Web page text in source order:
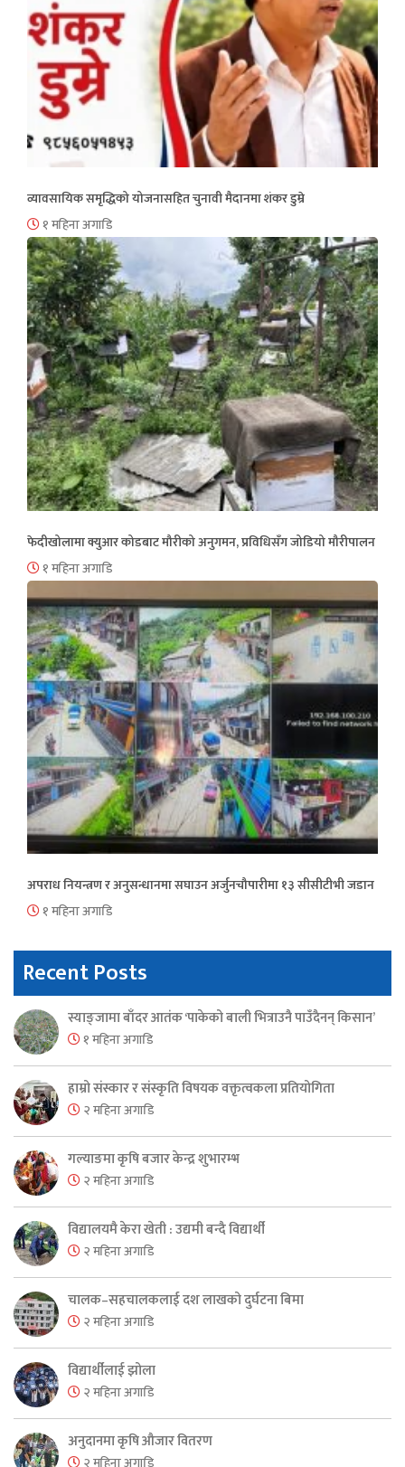
व्यावसायिक समृद्धिको योजनासहित चुनावी मैदानमा शंकर डुम्रे
१ महिना अगाडि
फेदीखोलामा क्युआर कोडबाट मौरीको अनुगमन, प्रविधिसँग जोडियो मौरीपालन
१ महिना अगाडि
अपराध नियन्त्रण र अनुसन्धानमा सघाउन अर्जुनचौपारीमा १३ सीसीटीभी जडान
१ महिना अगाडि
Recent Posts
स्याङ्जामा बाँदर आतंक ‘पाकेको बाली भित्राउनै पाउँदैनन् किसान’
१ महिना अगाडि
हाम्रो संस्कार र संस्कृति विषयक वक्तृत्वकला प्रतियोगिता
२ महिना अगाडि
गल्याङमा कृषि बजार केन्द्र शुभारम्भ
२ महिना अगाडि
विद्यालयमै केरा खेती : उद्यमी बन्दै विद्यार्थी
२ महिना अगाडि
चालक–सहचालकलाई दश लाखको दुर्घटना बिमा
२ महिना अगाडि
विद्यार्थीलाई झोला
२ महिना अगाडि
अनुदानमा कृषि औजार वितरण